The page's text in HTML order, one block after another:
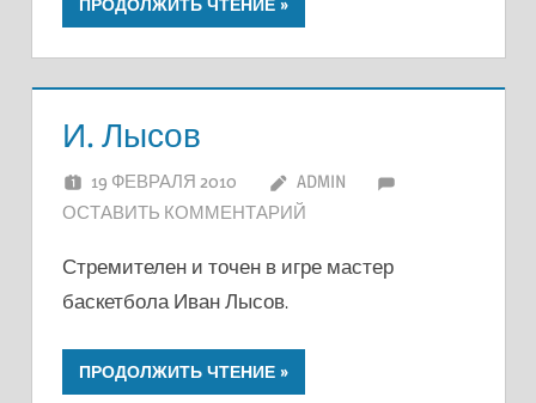
ПРОДОЛЖИТЬ ЧТЕНИЕ
И. Лысов
19 ФЕВРАЛЯ 2010
ADMIN
ОСТАВИТЬ КОММЕНТАРИЙ
Стремителен и точен в игре мастер
баскетбола Иван Лысов.
ПРОДОЛЖИТЬ ЧТЕНИЕ